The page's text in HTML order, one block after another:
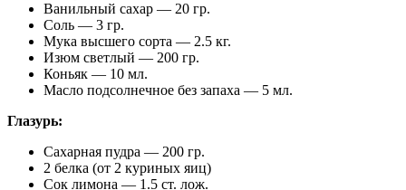
Ванильный сахар — 20 гр.
Соль — 3 гр.
Мука высшего сорта — 2.5 кг.
Изюм светлый — 200 гр.
Коньяк — 10 мл.
Масло подсолнечное без запаха — 5 мл.
Глазурь:
Сахарная пудра — 200 гр.
2 белка (от 2 куриных яиц)
Сок лимона — 1.5 ст. лож.